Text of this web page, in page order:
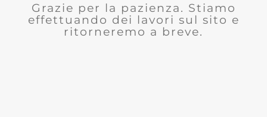
Grazie per la pazienza. Stiamo
effettuando dei lavori sul sito e
ritorneremo a breve.